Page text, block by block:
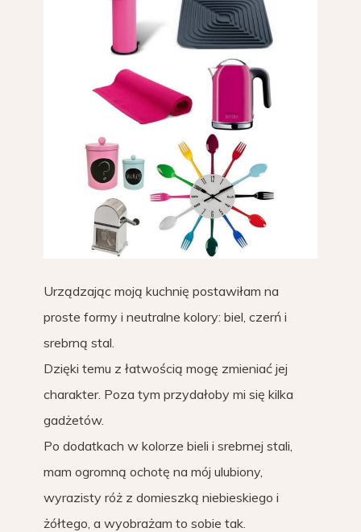
Urządzając moją kuchnię postawiłam na
proste formy i neutralne kolory: biel, czerń i
srebrną stal.
Dzięki temu z łatwością mogę zmieniać jej
charakter. Poza tym przydałoby mi się kilka
gadżetów.
Po dodatkach w kolorze bieli i srebrnej stali,
mam ogromną ochotę na mój ulubiony,
wyrazisty róż z domieszką niebieskiego i
żółtego, a wyobrażam to sobie tak.